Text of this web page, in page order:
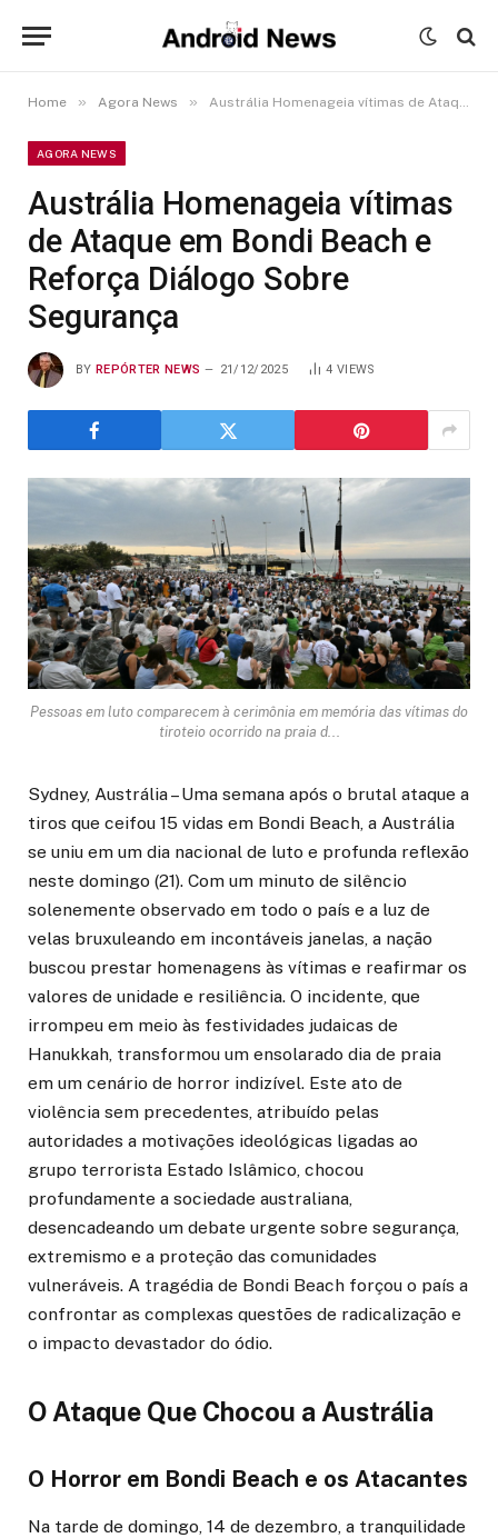
Home » Agora News » Austrália Homenageia vítimas de Ataque em Bondi Beach e Reforça Diálogo Sobre Segurança
AGORA NEWS
Austrália Homenageia vítimas
de Ataque em Bondi Beach e
Reforça Diálogo Sobre
Segurança
BY REPÓRTER NEWS 21/12/2025 4 VIEWS
Pessoas em luto comparecem à cerimônia em memória das vítimas do
tiroteio ocorrido na praia d...
Sydney, Austrália – Uma semana após o brutal ataque a
tiros que ceifou 15 vidas em Bondi Beach, a Austrália
se uniu em um dia nacional de luto e profunda reflexão
neste domingo (21). Com um minuto de silêncio
solenemente observado em todo o país e a luz de
velas bruxuleando em incontáveis janelas, a nação
buscou prestar homenagens às vítimas e reafirmar os
valores de unidade e resiliência. O incidente, que
irrompeu em meio às festividades judaicas de
Hanukkah, transformou um ensolarado dia de praia
em um cenário de horror indizível. Este ato de
violência sem precedentes, atribuído pelas
autoridades a motivações ideológicas ligadas ao
grupo terrorista Estado Islâmico, chocou
profundamente a sociedade australiana,
desencadeando um debate urgente sobre segurança,
extremismo e a proteção das comunidades
vulneráveis. A tragédia de Bondi Beach forçou o país a
confrontar as complexas questões de radicalização e
o impacto devastador do ódio.
O Ataque Que Chocou a Austrália
O Horror em Bondi Beach e os Atacantes
Na tarde de domingo, 14 de dezembro, a tranquilidade